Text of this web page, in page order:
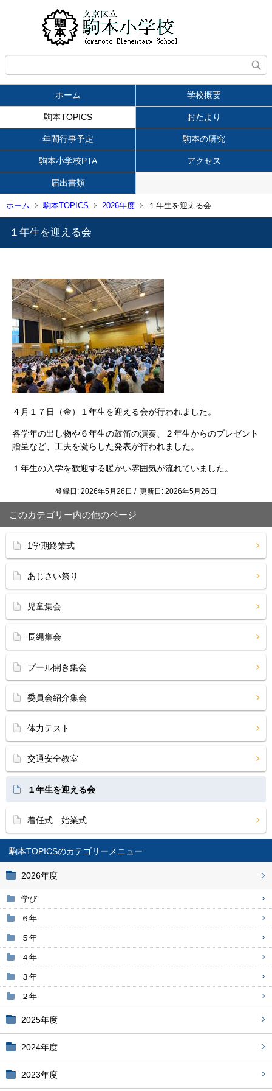
ホーム 学校概要
駒本TOPICS おたより
年間行事予定 駒本の研究
駒本小学校PTA アクセス
届出書類
ホーム 駒本TOPICS 2026年度 １年生を迎える会
駒本TOPICS
2026年度
学び
６年
５年
４年
３年
２年
2025年度
2024年度
2023年度
１年生を迎える会
４月１７日（金）１年生を迎える会が行われました。
各学年の出し物や６年生の鼓笛の演奏、２年生からのプレゼント
贈呈など、工夫を凝らした発表が行われました。
１年生の入学を歓迎する暖かい雰囲気が流れていました。
登録日: 2026年5月26日 / 更新日: 2026年5月26日
このカテゴリー内の他のページ
1学期終業式
あじさい祭り
児童集会
長縄集会
プール開き集会
委員会紹介集会
体力テスト
交通安全教室
１年生を迎える会
着任式 始業式